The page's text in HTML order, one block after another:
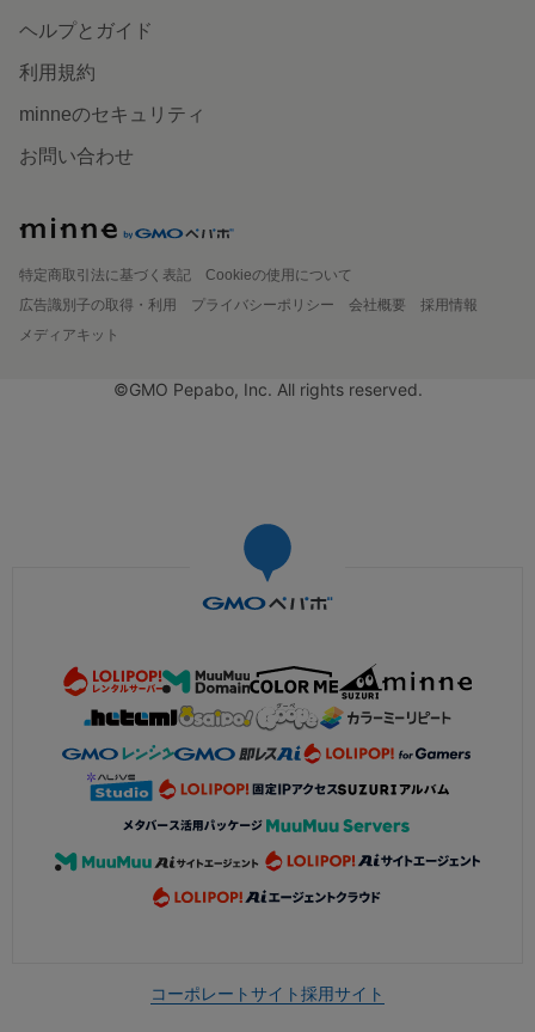
ヘルプとガイド
利用規約
minneのセキュリティ
お問い合わせ
特定商取引法に基づく表記
Cookieの使用について
広告識別子の取得・利用
プライバシーポリシー 会社概要
採用情報
メディアキット
©GMO Pepabo, Inc. All rights reserved.
コーポレートサイト採用サイト